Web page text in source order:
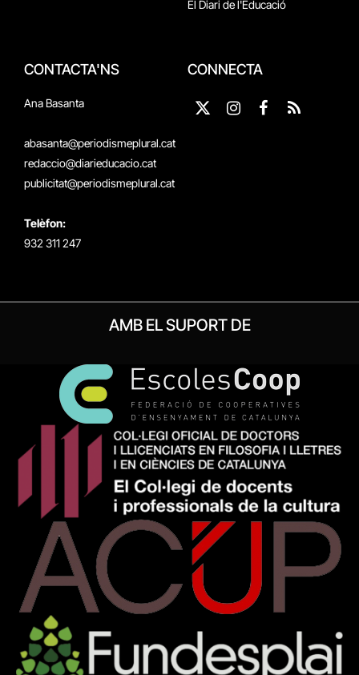
El Diari de l'Educació
CONTACTA'NS
Ana Basanta
abasanta@periodismeplural.cat
redaccio@diarieducacio.cat
publicitat@periodismeplural.cat
Telèfon:
932 311 247
CONNECTA
X
Instagram
Facebook
RSS
AMB EL SUPORT DE